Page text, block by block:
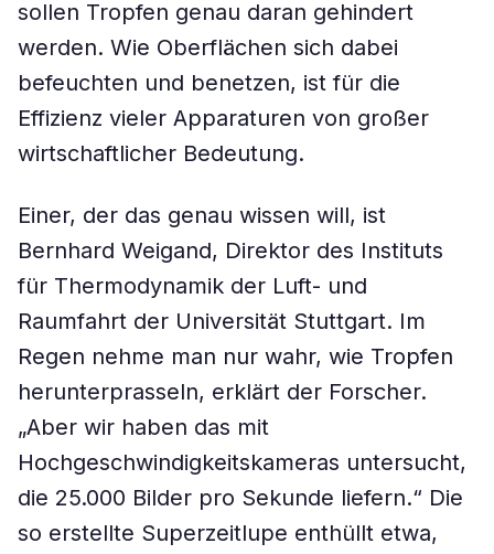
sollen Tropfen genau daran gehindert
werden. Wie Oberflächen sich dabei
befeuchten und benetzen, ist für die
Effizienz vieler Apparaturen von großer
wirtschaftlicher Bedeutung.
Einer, der das genau wissen will, ist
Bernhard Weigand, Direktor des Instituts
für Thermodynamik der Luft- und
Raumfahrt der Universität Stuttgart. Im
Regen nehme man nur wahr, wie Tropfen
herunterprasseln, erklärt der Forscher.
„Aber wir haben das mit
Hochgeschwindigkeitskameras untersucht,
die 25.000 Bilder pro Sekunde liefern.“ Die
so erstellte Superzeitlupe enthüllt etwa,